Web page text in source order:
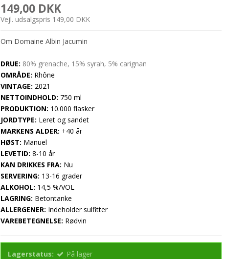
149,00 DKK
Vejl. udsalgspris 149,00 DKK
Om Domaine Albin Jacumin
DRUE: 80% grenache, 15% syrah, 5% carignan
OMRÅDE: Rhône
VINTAGE: 2021
NETTOINDHOLD: 750 ml
PRODUKTION: 10.000 flasker
JORDTYPE: Leret og sandet
MARKENS ALDER: +40 år
HØST: Manuel
LEVETID: 8-10 år
KAN DRIKKES FRA: Nu
SERVERING: 13-16 grader
ALKOHOL: 14,5 %/VOL
LAGRING: Betontanke
ALLERGENER: Indeholder sulfitter
VAREBETEGNELSE: Rødvin
Lagerstatus: På lager